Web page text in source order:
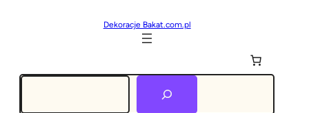
Dekoracje Bakat.com.pl
Szukaj